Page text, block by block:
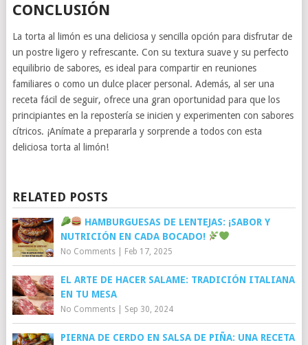
CONCLUSIÓN
La torta al limón es una deliciosa y sencilla opción para disfrutar de
un postre ligero y refrescante. Con su textura suave y su perfecto
equilibrio de sabores, es ideal para compartir en reuniones
familiares o como un dulce placer personal. Además, al ser una
receta fácil de seguir, ofrece una gran oportunidad para que los
principiantes en la repostería se inicien y experimenten con sabores
cítricos. ¡Anímate a prepararla y sorprende a todos con esta
deliciosa torta al limón!
RELATED POSTS
HAMBURGUESAS DE LENTEJAS: ¡SABOR Y
NUTRICIÓN EN CADA BOCADO!
No Comments| Feb 17, 2025
EL ARTE DE HACER SALAME: TRADICIÓN ITALIANA
EN TU MESA
No Comments| Sep 30, 2024
PIERNA DE CERDO EN SALSA DE PIÑA: UNA RECETA